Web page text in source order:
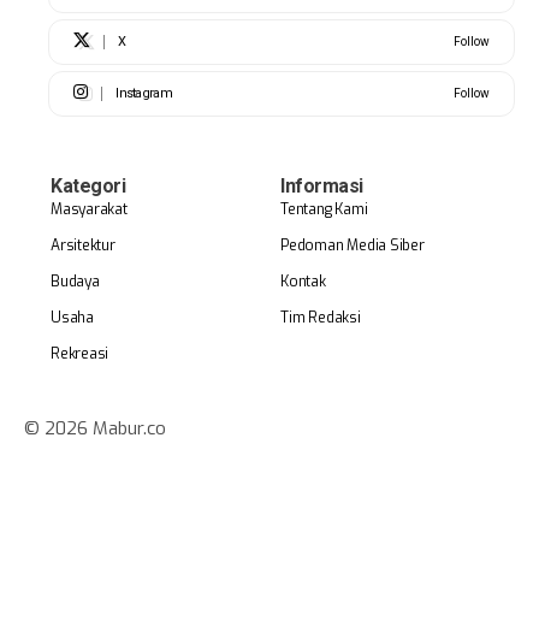
X Follow
Instagram Follow
Kategori
Masyarakat
Arsitektur
Budaya
Usaha
Rekreasi
Informasi
Tentang Kami
Pedoman Media Siber
Kontak
Tim Redaksi
© 2026 Mabur.co